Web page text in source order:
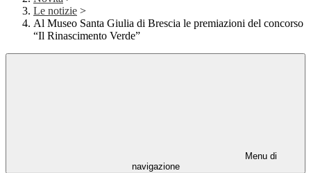
Le notizie >
Al Museo Santa Giulia di Brescia le premiazioni del concorso
“Il Rinascimento Verde”
Menu di
navigazione